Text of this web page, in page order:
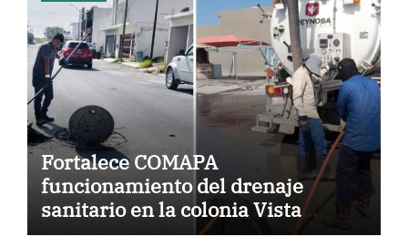
Fortalece COMAPA
funcionamiento del drenaje
sanitario en la colonia Vista
Hermosa